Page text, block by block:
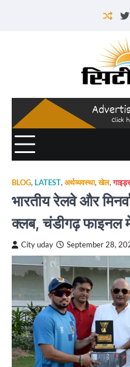
BLOG, LATEST, अर्थव्यवस्था,खेल,
भारतीय रेलवे और
क्लब, चंडीगढ़ फाइनल
City uday September 28,